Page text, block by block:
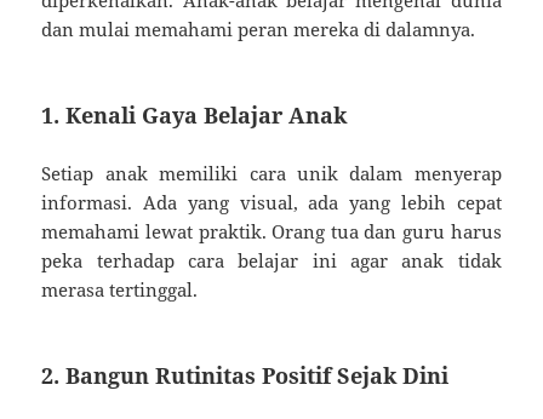
dan mulai memahami peran mereka di dalamnya.
1. Kenali Gaya Belajar Anak
Setiap anak memiliki cara unik dalam menyerap
informasi. Ada yang visual, ada yang lebih cepat
memahami lewat praktik. Orang tua dan guru harus
peka terhadap cara belajar ini agar anak tidak
merasa tertinggal.
2. Bangun Rutinitas Positif Sejak Dini